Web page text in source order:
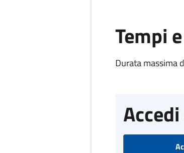
Tempi
Durata massima